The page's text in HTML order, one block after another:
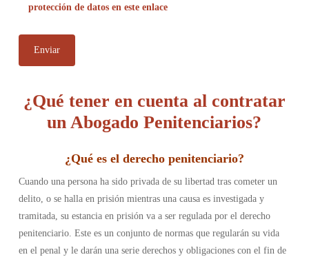
protección de datos en este enlace
¿Qué tener en cuenta al contratar
un Abogado Penitenciarios?
¿Qué es el derecho penitenciario?
Cuando una persona ha sido privada de su libertad tras cometer un
delito, o se halla en prisión mientras una causa es investigada y
tramitada, su estancia en prisión va a ser regulada por el derecho
penitenciario. Este es un conjunto de normas que regularán su vida
en el penal y le darán una serie derechos y obligaciones con el fin de